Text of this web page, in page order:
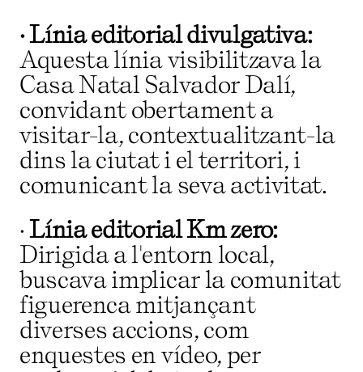
· Línia editorial divulgativa:
Aquesta línia visibilitzava la
Casa Natal Salvador Dalí,
convidant obertament a
visitar-la, contextualitzant-la
dins la ciutat i el territori, i
comunicant la seva activitat.
·Línia editorial Km zero:
Dirigida a l'entorn local,
buscava implicar la comunitat
figuerenca mitjançant
diverses accions, com
enquestes en vídeo, per